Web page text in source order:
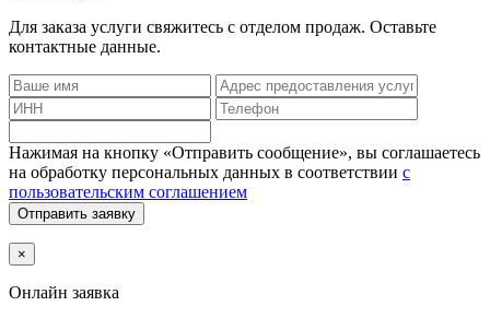
Для заказа услуги свяжитесь с отделом продаж. Оставьте
контактные данные.
Нажимая на кнопку «Отправить сообщение», вы соглашаетесь
на обработку персональных данных в соответствии с
пользовательским соглашением
Отправить заявку
×
Онлайн заявка